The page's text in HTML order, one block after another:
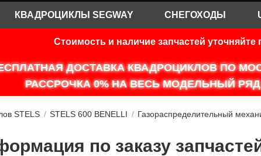
КВАДРОЦИКЛЫ SEGWAY СНЕГОХОДЫ
Стоимость и наличие запчастей уточняйте
ДОСТАВКА КВАДРОЦИКЛОВ ПО
РАССРОЧКА 0% НА ВЕСЬ МОДЕЛЬНЫЙ РЯД
STELS / STELS 600 BENELLI / Газораспределительный
по заказу